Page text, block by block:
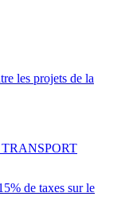
les projets de la
de taxes sur le